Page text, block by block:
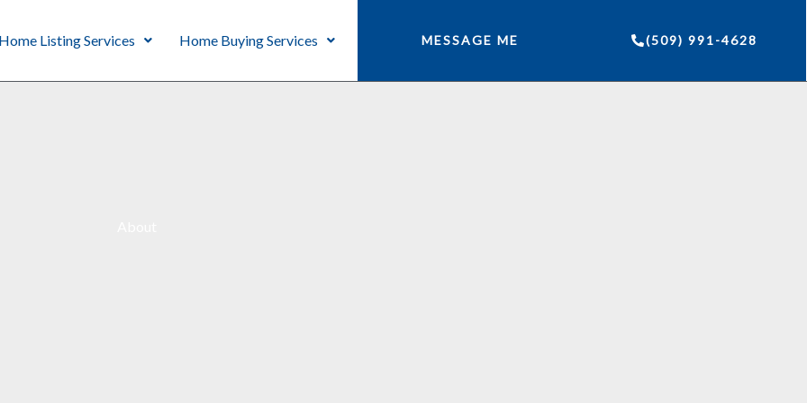
Home Listing Services Home Buying Services MESSAGE ME (509) 991-4628